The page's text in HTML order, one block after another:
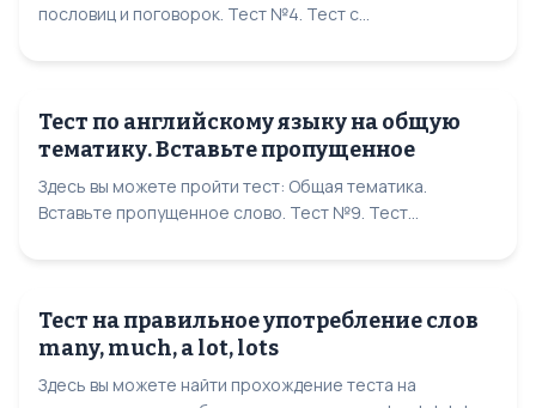
пословиц и поговорок. Тест №4. Тест с...
Тест по английскому языку на общую
тематику. Вставьте пропущенное
Здесь вы можете пройти тест: Общая тематика.
Вставьте пропущенное слово. Тест №9. Тест...
Тест на правильное употребление слов
many, much, a lot, lots
Здесь вы можете найти прохождение теста на